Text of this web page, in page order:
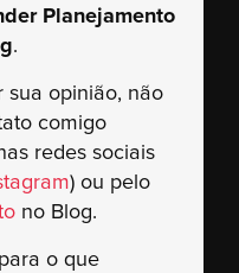
Planejamento
.
sua opinião, não
comigo
redes sociais
) ou pelo
no Blog.
o que